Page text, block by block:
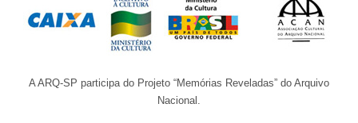
A ARQ-SP participa do Projeto “Memórias Reveladas” do Arquivo
Nacional.